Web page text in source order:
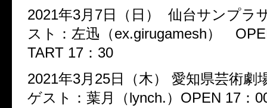
2021年3月7日（日） 仙台サンプ
スト：左迅（ex.girugamesh）
TART 17：30
2021年3月25日（木） 愛知県芸術
ゲスト：葉月（lynch.）OPEN 17：